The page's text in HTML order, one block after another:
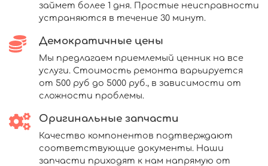
займет более 1 дня. Простые неисправности
устраняются в течение 30 минут.
Демократичные цены
Мы предлагаем приемлемый ценник на все
услуги. Стоимость ремонта варьируется
от 500 руб до 5000 руб., в зависимости от
сложности проблемы.
Оригинальные запчасти
Качество компонентов подтверждают
соответствующие документы. Наши
запчасти приходят к нам напрямую от